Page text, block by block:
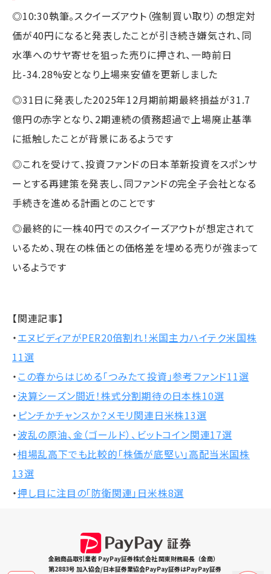
◎10:30執筆。スクイーズアウト（強制買い取り）の想定対
価が40円になると発表したことが引き続き嫌気され、同
水準へのサヤ寄せを狙った売りに押され、一時前日
比-34.28%安となり上場来安値を更新しました
◎31日に発表した2025年12月期前期最終損益が31.7
億円の赤字となり、2期連続の債務超過で上場廃止基準
に抵触したことが背景にあるようです
◎これを受けて、投資ファンドの日本革新投資をスポンサ
ーとする再建策を発表し、同ファンドの完全子会社となる
手続きを進める計画とのことです
◎最終的に一株40円でのスクイーズアウトが想定されて
いるため、現在の株価との価格差を埋める売りが強まって
いるようです
【関連記事】
・エヌビディアがPER20倍割れ！米国主力ハイテク米国株
11選
・ この春からはじめる「つみたて投資」参考ファンド11選
・決算シーズン間近！株式分割期待の日本株10選
・ ピンチかチャンスか？メモリ関連日米株13選
・波乱の原油、金（ゴールド）、ビットコイン関連17選
・相場乱高下でも比較的「株価が底堅い」高配当米国株
13選
・押し目に注目の「防衛関連」日米株8選
金融商品取引業者 PayPay証券株式会社 関東財務局長（金商）
第2883号 加入協会/日本証券業協会PayPay証券はPayPay証券